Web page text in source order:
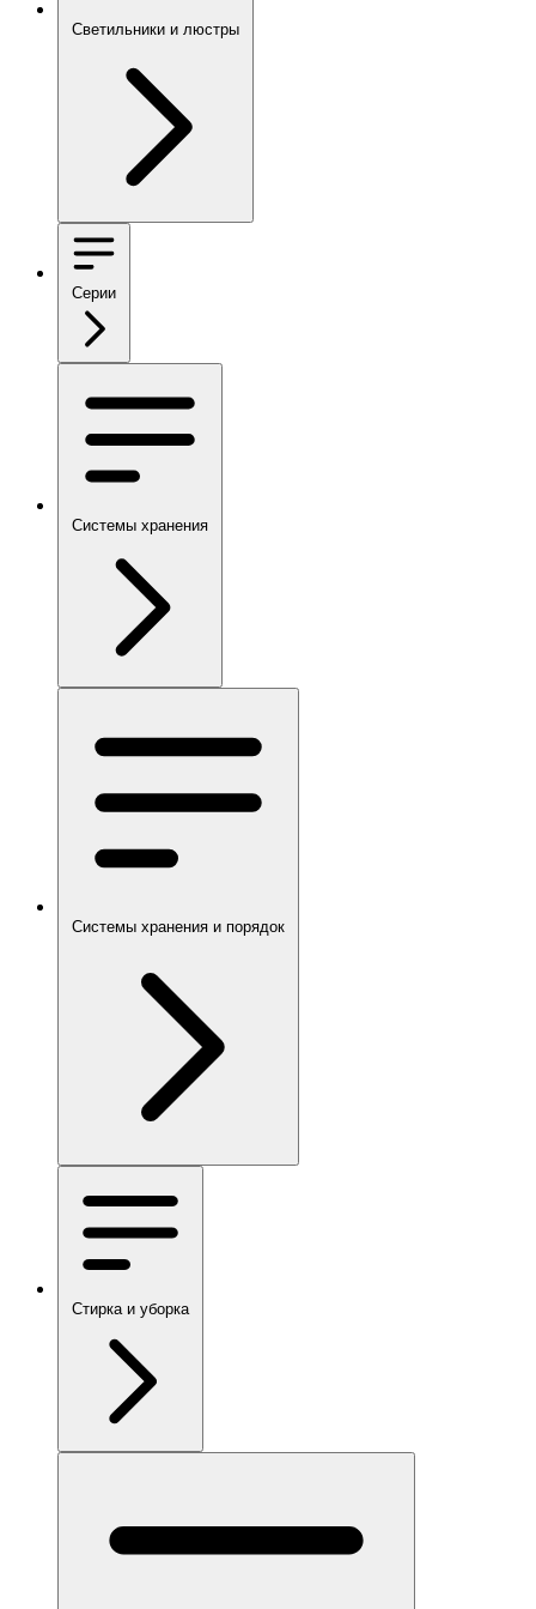
Светильники и люстры
Серии
Системы хранения
Системы хранения и порядок
Стирка и уборка